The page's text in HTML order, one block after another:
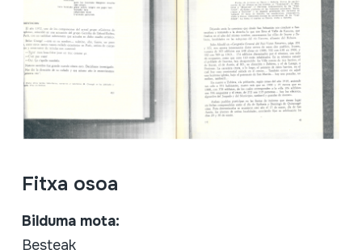
Fitxa osoa
Bilduma mota:
Besteak